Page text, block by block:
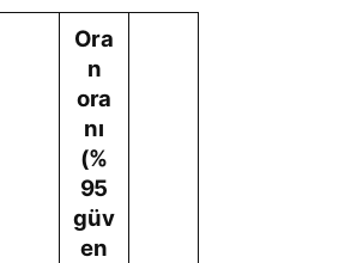
Ora
n
ora
nı
(%
95
güv
en